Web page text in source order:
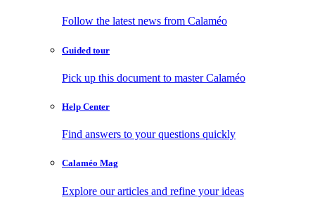
Follow the latest news from Calaméo
Guided tour
Pick up this document to master Calaméo
Help Center
Find answers to your questions quickly
Calaméo Mag
Explore our articles and refine your ideas